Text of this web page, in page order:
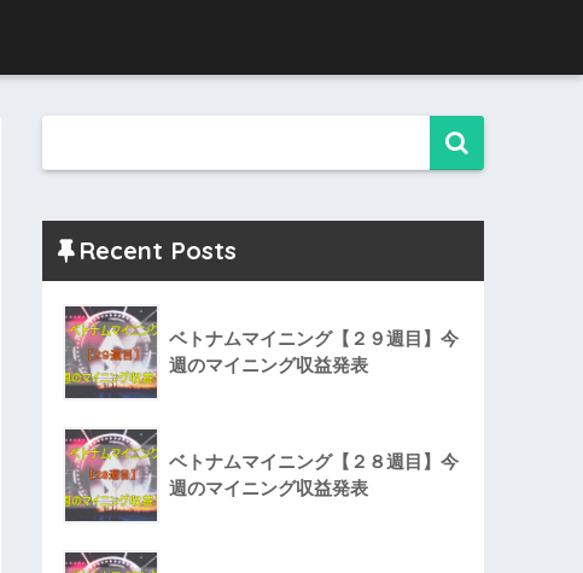
Recent Posts
ベトナムマイニング【２９週目】今
週のマイニング収益発表
ベトナムマイニング【２８週目】今
週のマイニング収益発表